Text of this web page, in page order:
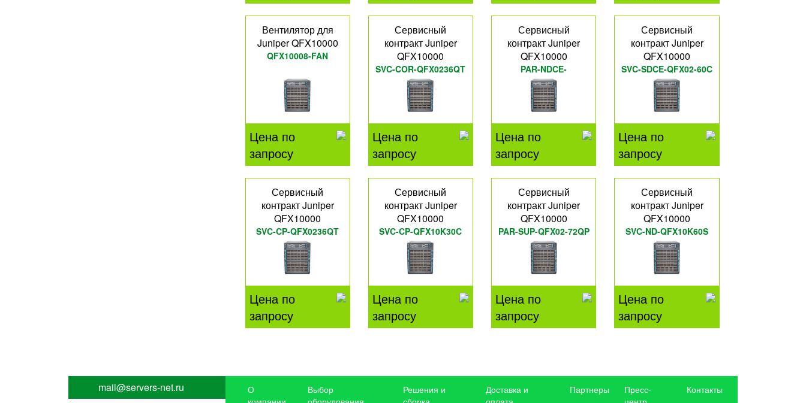
Вентилятор для
Juniper QFX10000
QFX10008-FAN
Цена по
запросу
Сервисный
контракт Juniper
QFX10000
SVC-COR-QFX0236QT
Цена по
запросу
Сервисный
контракт Juniper
QFX10000
PAR-NDCE-
QFX10008T
Цена по
запросу
Сервисный
контракт Juniper
QFX10000
SVC-SDCE-QFX02-60C
Цена по
запросу
Сервисный
контракт Juniper
QFX10000
SVC-CP-QFX0236QT
Цена по
запросу
Сервисный
контракт Juniper
QFX10000
SVC-CP-QFX10K30C
Цена по
запросу
Сервисный
контракт Juniper
QFX10000
PAR-SUP-QFX02-72QP
Цена по
запросу
Сервисный
контракт Juniper
QFX10000
SVC-ND-QFX10K60S
Цена по
запросу
mail@servers-net.ru
О
Выбор
Решения и
Доставка и
Партнеры
Пресс-
Контакты